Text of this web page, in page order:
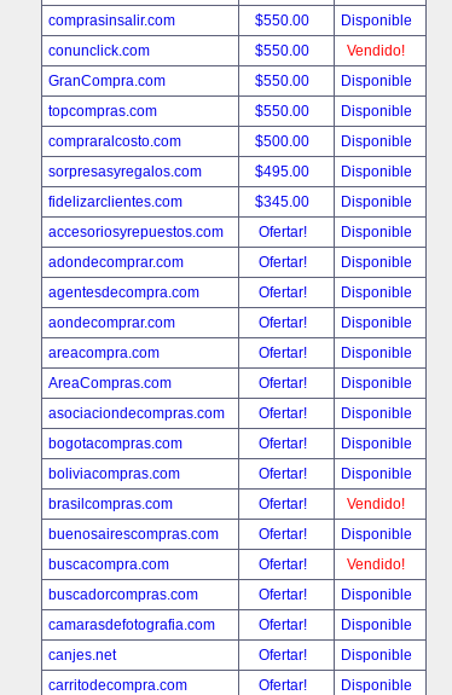
comprasinsalir.com
$550.00
Disponible
conunclick.com
$550.00
Vendido!
GranCompra.com
$550.00
Disponible
topcompras.com
$550.00
Disponible
compraralcosto.com
$500.00
Disponible
sorpresasyregalos.com
$495.00
Disponible
fidelizarclientes.com
$345.00
Disponible
accesoriosyrepuestos.com
Ofertar!
Disponible
adondecomprar.com
Ofertar!
Disponible
agentesdecompra.com
Ofertar!
Disponible
aondecomprar.com
Ofertar!
Disponible
areacompra.com
Ofertar!
Disponible
AreaCompras.com
Ofertar!
Disponible
asociaciondecompras.com
Ofertar!
Disponible
bogotacompras.com
Ofertar!
Disponible
boliviacompras.com
Ofertar!
Disponible
brasilcompras.com
Ofertar!
Vendido!
buenosairescompras.com
Ofertar!
Disponible
buscacompra.com
Ofertar!
Vendido!
buscadorcompras.com
Ofertar!
Disponible
camarasdefotografia.com
Ofertar!
Disponible
canjes.net
Ofertar!
Disponible
carritodecompra.com
Ofertar!
Disponible